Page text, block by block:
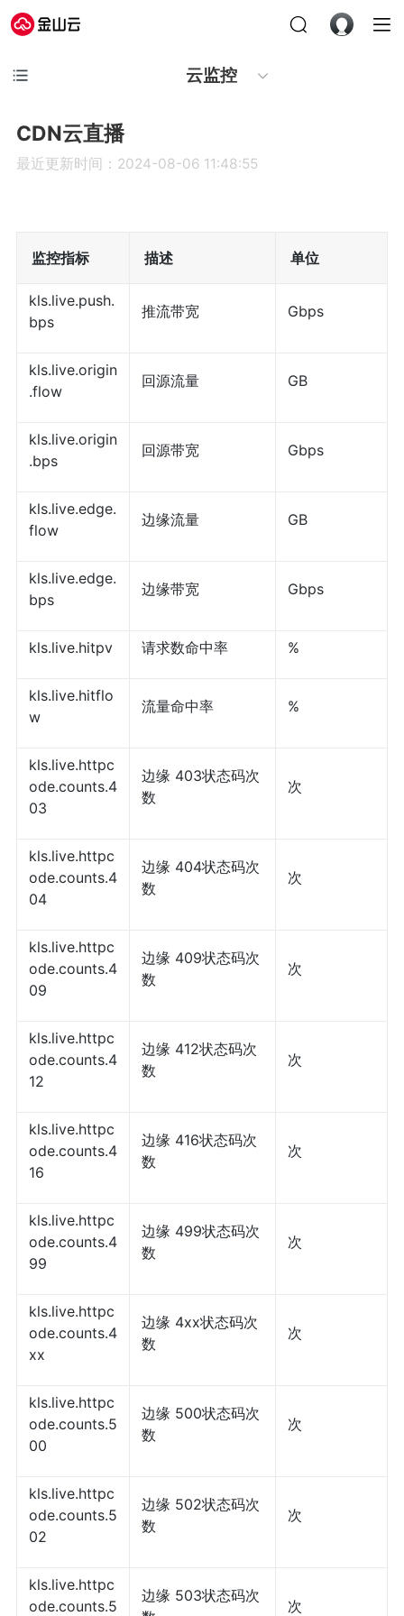
云监控
CDN云直播
最近更新时间：2024-08-06 11:48:55
监控指标 描述 单位
kls.live.push.
bps
推流带宽 Gbps
kls.live.origin
.flow
回源流量 GB
kls.live.origin
.bps
回源带宽 Gbps
kls.live.edge.
flow
边缘流量 GB
kls.live.edge.
bps
边缘带宽 Gbps
kls.live.hitpv 请求数命中率 %
kls.live.hitflo
w
流量命中率 %
kls.live.httpc
ode.counts.4
03
边缘 403状态码次
数
次
kls.live.httpc
ode.counts.4
04
边缘 404状态码次
数
次
kls.live.httpc
ode.counts.4
09
边缘 409状态码次
数
次
kls.live.httpc
ode.counts.4
12
边缘 412状态码次
数
次
kls.live.httpc
ode.counts.4
16
边缘 416状态码次
数
次
kls.live.httpc
ode.counts.4
99
边缘 499状态码次
数
次
kls.live.httpc
ode.counts.4
xx
边缘 4xx状态码次
数
次
kls.live.httpc
ode.counts.5
00
边缘 500状态码次
数
次
kls.live.httpc
ode.counts.5
02
边缘 502状态码次
数
次
kls.live.httpc
ode.counts.5
边缘 503状态码次
次